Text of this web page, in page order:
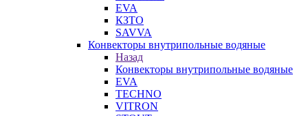
EVA
КЗТО
SAVVA
Конвекторы внутрипольные водяные
Назад
Конвекторы внутрипольные водяные
EVA
TECHNO
VITRON